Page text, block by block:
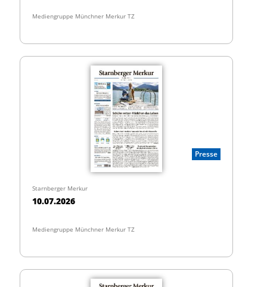
Mediengruppe Münchner Merkur TZ
Presse
Starnberger Merkur
10.07.2026
Mediengruppe Münchner Merkur TZ